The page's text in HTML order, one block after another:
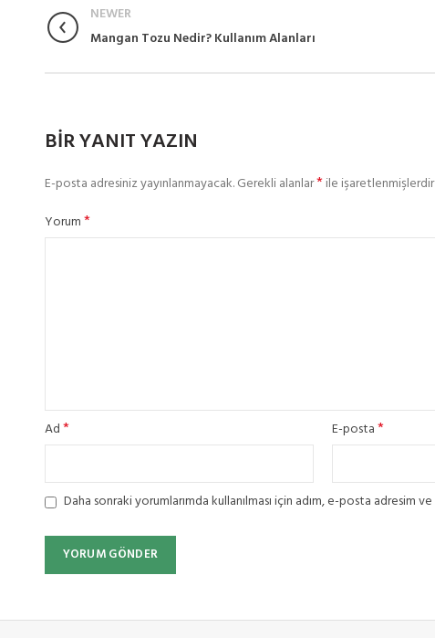
NEWER
Mangan Tozu Nedir? Kullanım Alanları
BIR YANIT YAZIN
E-posta adresiniz yayınlanmayacak.Gerekli alanlar*ile işaretlenmişlerdir
Yorum*
Ad* E-posta*
Daha sonraki yorumlarımda kullanılması için adım, e-posta adresim